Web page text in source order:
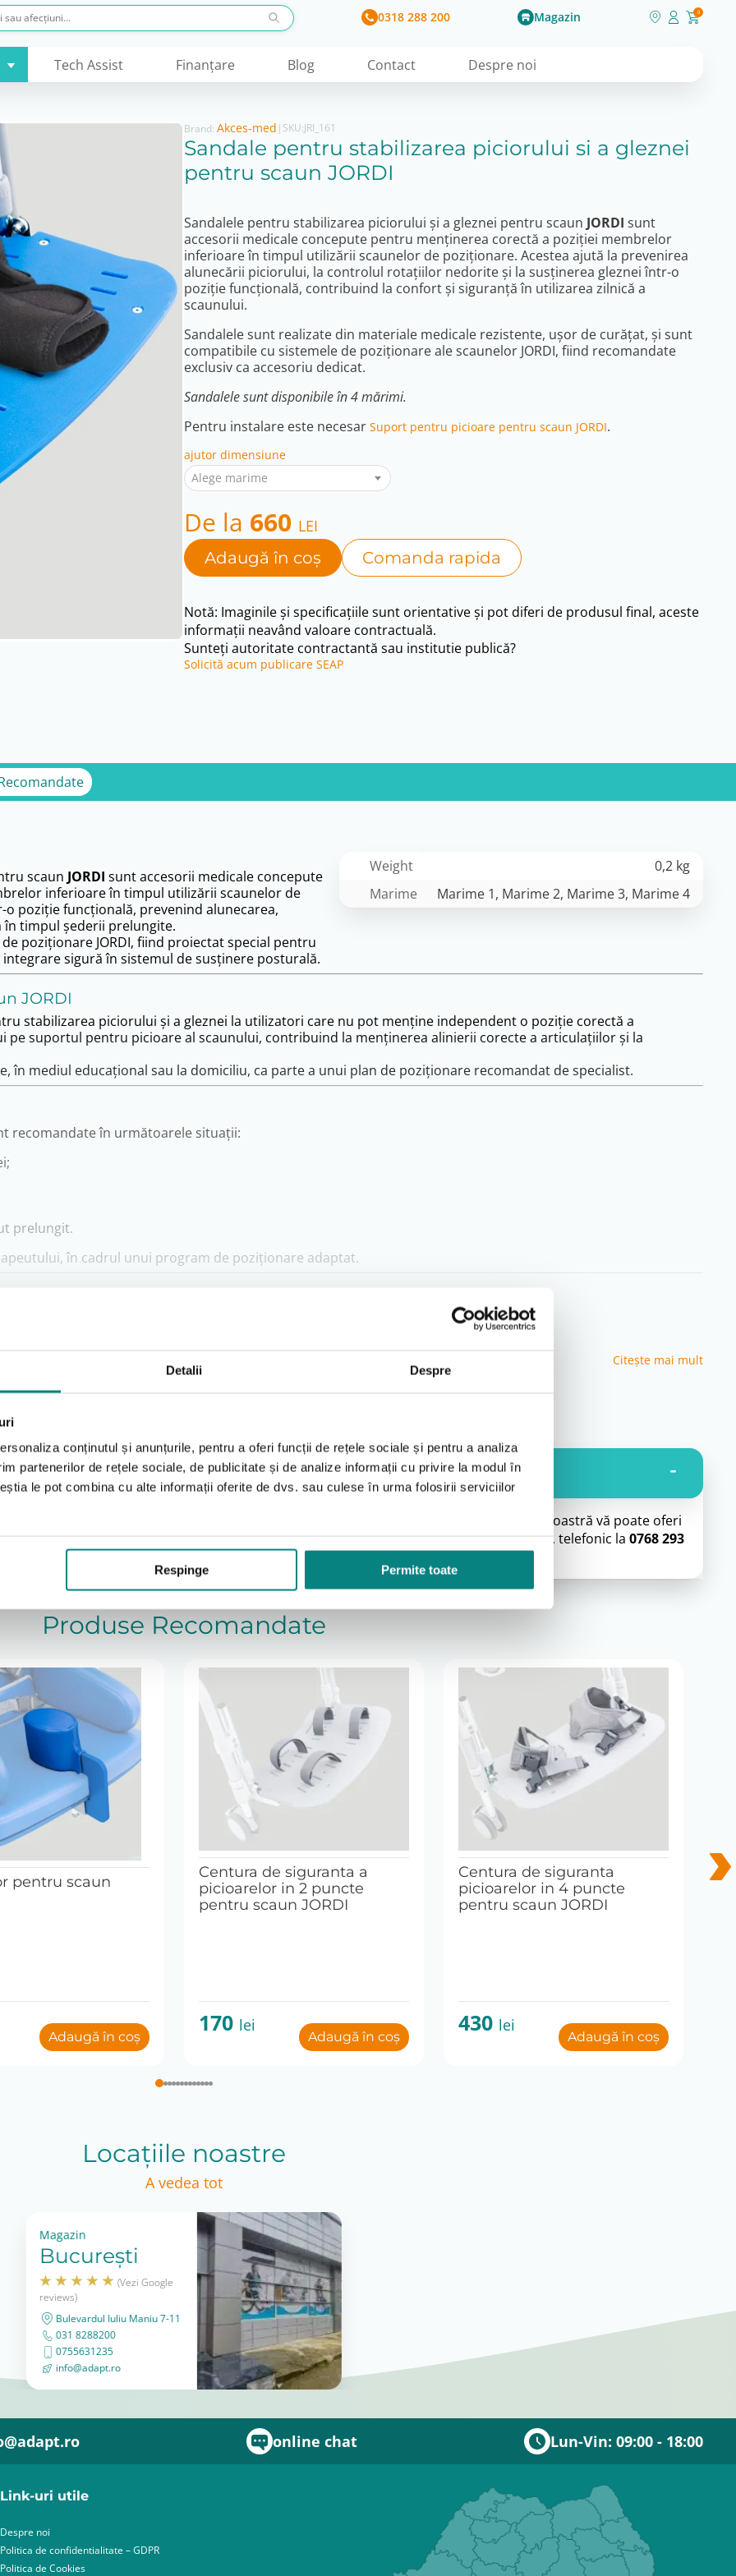
Detalii Despre
conținutul și anunțurile, pentru a oferi funcții de rețele sociale și pentru a analiza
partenerilor de rețele sociale, de publicitate și de analize informații cu privire la modul în
le pot combina cu alte informații oferite de dvs. sau culese în urma folosirii serviciilor
Respinge Permite toate
0318 288 200 Magazin 0
Tech Assist Finanţare Blog Contact Despre noi
Brand: Akces-med | SKU:JRI_161
Sandale pentru stabilizarea piciorului si a gleznei
pentru scaun JORDI
Sandalele pentru stabilizarea piciorului și a gleznei pentru scaun JORDI sunt
accesorii medicale concepute pentru menținerea corectă a poziției membrelor
inferioare în timpul utilizării scaunelor de poziționare. Acestea ajută la prevenirea
alunecării piciorului, la controlul rotațiilor nedorite și la susținerea gleznei într-o
poziție funcțională, contribuind la confort și siguranță în utilizarea zilnică a
scaunului.
Sandalele sunt realizate din materiale medicale rezistente, ușor de curățat, și sunt
compatibile cu sistemele de poziționare ale scaunelor JORDI, fiind recomandate
exclusiv ca accesoriu dedicat.
Sandalele sunt disponibile în 4 mărimi.
Pentru instalare este necesar Suport pentru picioare pentru scaun JORDI.
ajutor dimensiune
Alege marime
De la 660 LEI
Adaugă în coș
Comanda rapida
Notă: Imaginile și specificațiile sunt orientative și pot diferi de produsul final, aceste
informații neavând valoare contractuală.
Sunteți autoritate contractantă sau institutie publică?
Solicită acum publicare SEAP
Weight
0,2 kg
Marime
Marime 1, Marime 2, Marime 3, Marime 4
scaun JORDI sunt accesorii medicale concepute
inferioare în timpul utilizării scaunelor de
poziție funcțională, prevenind alunecarea,
timpul șederii prelungite.
poziționare JORDI, fiind proiectat special pentru
sigură în sistemul de susținere posturală.
JORDI
stabilizarea piciorului și a gleznei la utilizatori care nu pot menține independent o poziție corectă a
suportul pentru picioare al scaunului, contribuind la menținerea alinierii corecte a articulațiilor și la
în mediul educațional sau la domiciliu, ca parte a unui plan de poziționare recomandat de specialist.
recomandate în următoarele situații:
prelungit.
în cadrul unui program de poziționare adaptat.
JORDI;
trebuie fixate corect pe suportul pentru picioare și ajustate în funcție de dimensiunea utilizatorului. Reglajele
lăsat nesupravegheat dacă există risc de mișcări involuntare. Nu se folosesc sandalele cu alte tipuri de
cu o lavetă moale și detergent delicat. Nu se recomandă utilizarea substanțelor abrazive sau a
de reutilizare, iar sistemele de prindere verificate periodic.
pentru transport în siguranță. Termenul de livrare este comunicat la confirmarea comenzii, în funcție de
aflate in stoc, sau 4-6 saptamani pentru produsele pe comanda.
pentru alegerea dimensiunii si configurarii corecte.
Citeşte mai mult
dumneavoastră?
specifice, vă recomandăm să luați legătura cu un specialist Adapt. Echipa noastră vă poate oferi
disponibile, în funcție de necesități și recomandări. Ne puteți contacta prin chat, telefonic la 0768 293
Produse Recomandate
pentru scaun
Adaugă în coș
Centura de siguranta a
picioarelor in 2 puncte
pentru scaun JORDI
170 lei
Adaugă în coș
Centura de siguranta
picioarelor in 4 puncte
pentru scaun JORDI
430 lei
Adaugă în coș
Locațiile noastre
A vedea tot
Magazin
București
(Vezi Google
reviews)
Bulevardul Iuliu Maniu 7-11
031 8288200
0755631235
info@adapt.ro
online chat Lun-Vin: 09:00 - 18:00
Link-uri utile
Despre noi
Politica de confidentialitate – GDPR
Politica de Cookies